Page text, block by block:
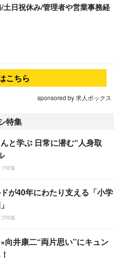
日祝休み/管理者や営業事務経
こちら
sponsored by 求人ボックス
特集
と学ぶ 日常に潜む“人身取
特集
が40年にわたり支える「小学
特集
向井康二“両片思い”にキュン